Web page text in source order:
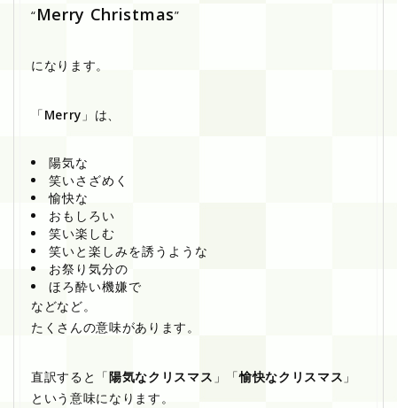
“Merry Christmas”
になります。
「Merry 」は、
陽気な
笑いさざめく
愉快な
おもしろい
笑い楽しむ
笑いと楽しみを誘うような
お祭り気分の
ほろ酔い機嫌で
などなど。
たくさんの意味があります。
直訳すると「陽気なクリスマス 」「愉快なクリスマス 」
という意味になります。